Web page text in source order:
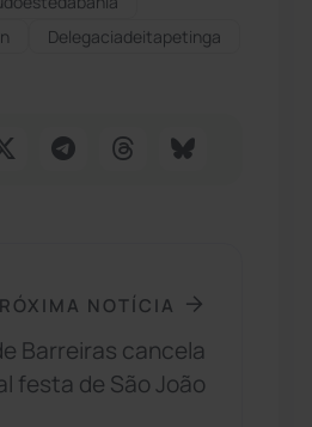
Delegaciadeitapetinga
NOTÍCIA
Barreiras cancela
festa de São João